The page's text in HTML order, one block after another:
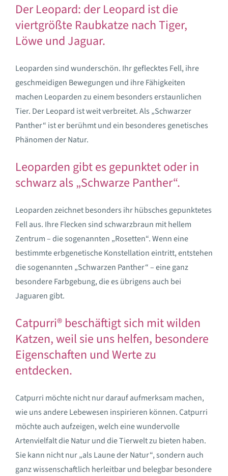
Der Leopard: der Leopard ist die
viertgrößte Raubkatze nach Tiger,
Löwe und Jaguar.
Leoparden sind wunderschön. Ihr geflecktes Fell, ihre
geschmeidigen Bewegungen und ihre Fähigkeiten
machen Leoparden zu einem besonders erstaunlichen
Tier. Der Leopard ist weit verbreitet. Als „Schwarzer
Panther“ ist er berühmt und ein besonderes genetisches
Phänomen der Natur.
Leoparden gibt es gepunktet oder in
schwarz als „Schwarze Panther“.
Leoparden zeichnet besonders ihr hübsches gepunktetes
Fell aus. Ihre Flecken sind schwarzbraun mit hellem
Zentrum – die sogenannten „Rosetten“. Wenn eine
bestimmte erbgenetische Konstellation eintritt, entstehen
die sogenannten „Schwarzen Panther“ – eine ganz
besondere Farbgebung, die es übrigens auch bei
Jaguaren gibt.
Catpurri® beschäftigt sich mit wilden
Katzen, weil sie uns helfen, besondere
Eigenschaften und Werte zu
entdecken.
Catpurri möchte nicht nur darauf aufmerksam machen,
wie uns andere Lebewesen inspirieren können. Catpurri
möchte auch aufzeigen, welch eine wundervolle
Artenvielfalt die Natur und die Tierwelt zu bieten haben.
Sie kann nicht nur „als Laune der Natur“, sondern auch
ganz wissenschaftlich herleitbar und belegbar besondere